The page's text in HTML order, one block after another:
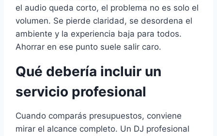
el audio queda corto, el problema no es solo el
volumen. Se pierde claridad, se desordena el
ambiente y la experiencia baja para todos.
Ahorrar en ese punto suele salir caro.
Qué debería incluir un
servicio profesional
Cuando comparás presupuestos, conviene
mirar el alcance completo. Un DJ profesional